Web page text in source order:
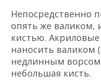
Непосредственно
опять же валиком,
кистью.
наносить валиком
недлинным ворсом.
небольшая кисть.